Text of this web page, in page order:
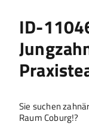
ID-
Sie suchen
Raum Coburg!?